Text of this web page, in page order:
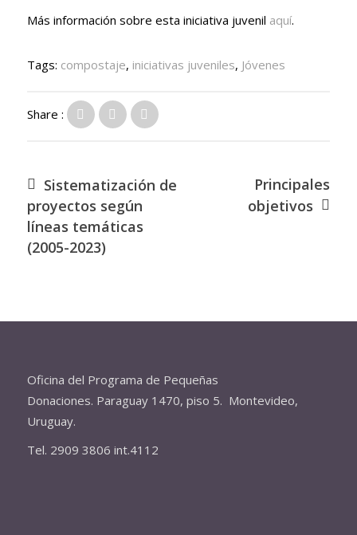
Más información sobre esta iniciativa juvenil aquí.
Tags: compostaje, iniciativas juveniles, Jóvenes
Share :
Sistematización de
proyectos según
líneas temáticas
(2005-2023)
Principales
objetivos
Oficina del Programa de Pequeñas
Donaciones. Paraguay 1470, piso 5. Montevideo,
Uruguay.
Tel. 2909 3806 int.4112